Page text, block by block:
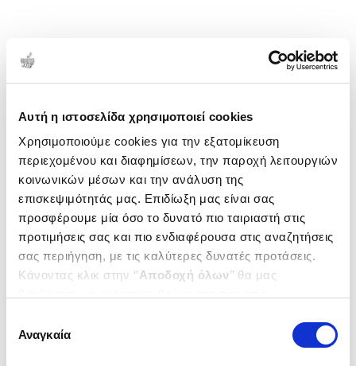
Αυτή η ιστοσελίδα χρησιμοποιεί cookies
Χρησιμοποιούμε cookies για την εξατομίκευση
περιεχομένου και διαφημίσεων, την παροχή λειτουργιών
κοινωνικών μέσων και την ανάλυση της
επισκεψιμότητάς μας. Επιδίωξη μας είναι σας
προσφέρουμε μία όσο το δυνατό πιο ταιριαστή στις
προτιμήσεις σας και πιο ενδιαφέρουσα στις αναζητήσεις
σας περιήγηση, με τις καλύτερες δυνατές προτάσεις.
Κάνοντας κλικ στην ‘’Αποδοχή όλων’’ θα μας
ενδιαφέρουν και να επιλέξετε από τα παρακάτω με την
΄΄και να ενημερωθείτε σχετικά με
συγκατάθεσης
Αναγκαία